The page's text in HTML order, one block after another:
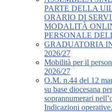
PARTE DELLA
ORARIO DI
MODALITÀ
PERSONALE
GRADUATORIA
2026/27
Mobilità per il
2026/27
O.M. n.44 del 12
su base diocesana
soprannumerari
Indicazioni operative.